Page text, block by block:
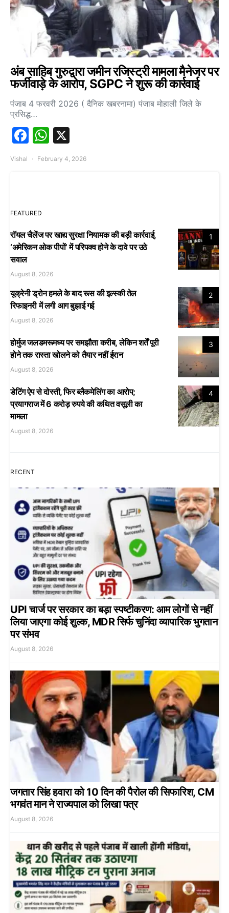
अंब साहिब गुरुद्वारा जमीन रजिस्ट्री मामला मैनेजर पर
फर्जीवाड़े के आरोप, SGPC ने शुरू की कार्रवाई
पंजाब 4 फरवरी 2026 ( दैनिक खबरनामा) पंजाब मोहाली जिले के
प्रसिद्ध…
Facebook
WhatsApp
Vishal February 4, 2026
FEATURED
1
रॉयल चैलेंज पर खाद्य सुरक्षा नियामक की बड़ी कार्रवाई,
‘अमेरिकन ओक पीपों’ में परिपक्व होने के दावे पर उठे
सवाल
August 8, 2026
2
यूक्रेनी ड्रोन हमले के बाद रूस की इल्स्की तेल
रिफाइनरी में लगी आग बुझाई गई
August 8, 2026
3
होर्मुज जलडमरूमध्य पर समझौता करीब, लेकिन शर्तें पूरी
होने तक रास्ता खोलने को तैयार नहीं ईरान
August 8, 2026
4
डेटिंग ऐप से दोस्ती, फिर ब्लैकमेलिंग का आरोप;
प्रयागराज में 6 करोड़ रुपये की कथित वसूली का
मामला
August 8, 2026
RECENT
UPI चार्ज पर सरकार का बड़ा स्पष्टीकरण: आम लोगों से नहीं
लिया जाएगा कोई शुल्क, MDR सिर्फ चुनिंदा व्यापारिक भुगतान
पर संभव
August 8, 2026
जगतार सिंह हवारा को 10 दिन की पैरोल की सिफारिश, CM
भगवंत मान ने राज्यपाल को लिखा पत्र
August 8, 2026